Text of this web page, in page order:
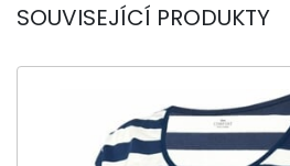
SOUVISEJÍCÍ PRODUKTY